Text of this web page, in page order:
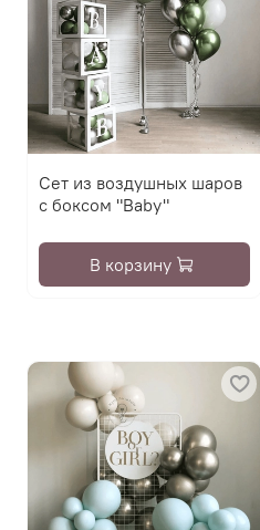
Сет из воздушных шаров
с боксом "Baby"
В корзину